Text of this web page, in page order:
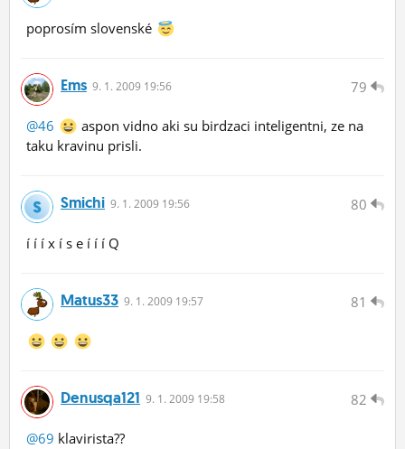
poprosím slovenské
79
Ems 9. 1. 2009 19:56
@46
aspon vidno aki su birdzaci inteligentni, ze na
taku kravinu prisli.
80
Smichi 9. 1. 2009 19:56
í í í x í s e í í í Q
81
Matus33 9. 1. 2009 19:57
82
Denusqa121 9. 1. 2009 19:58
@69 klavirista??